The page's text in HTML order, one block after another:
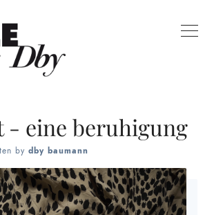
- eine beruhigung
by dby baumann